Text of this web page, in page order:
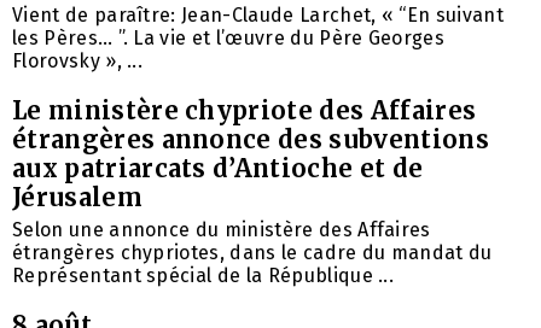
Vient de paraître: Jean-Claude Larchet, « “En suivant
les Pères… ”. La vie et l’œuvre du Père Georges
Florovsky », ...
Le ministère chypriote des Affaires
étrangères annonce des subventions
aux patriarcats d’Antioche et de
Jérusalem
Selon une annonce du ministère des Affaires
étrangères chypriotes, dans le cadre du mandat du
Représentant spécial de la République ...